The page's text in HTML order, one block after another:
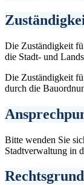
Die Zuständigkeit
die Stadt- und
Die Zuständigkeit
durch die
Bitte wenden Sie
Stadtverwaltung in